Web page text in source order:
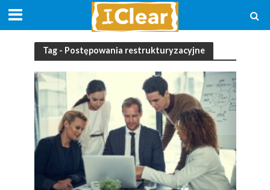
Tag - Postępowania restrukturyzacyjne